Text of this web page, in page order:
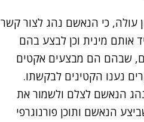
עולה, כי הנאשם נהג לצור קשר
אותם מינית וכן לבצע בהם
שבהם הם מבצעים אקטים
נענו הקטינים לבקשתו.
הנאשם לצלם ולשמור את
הנאשם ותוכן פורנוגרפי